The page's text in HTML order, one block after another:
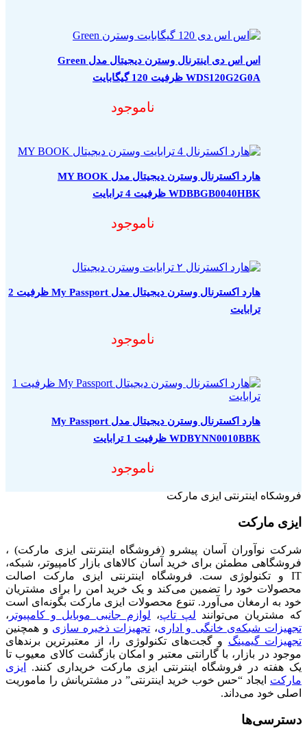
اس اس دی اینترنال وسترن دیجیتال مدل Green
WDS120G2G0A ظرفیت 120 گیگابایت
ناموجود
هارد اکسترنال وسترن دیجیتال مدل MY BOOK
WDBBGB0040HBK ظرفیت 4 ترابایت
ناموجود
هارد اکسترنال وسترن دیجیتال مدل My Passport ظرفیت 2
ترابایت
ناموجود
هارد اکسترنال وسترن دیجیتال مدل My Passport
WDBYNN0010BBK ظرفیت 1 ترابایت
ناموجود
فروشگاه اینترنتی ایزی مارکت
ایزی مارکت
شرکت نوآوران آسان پیشرو (فروشگاه اینترنتی ایزی مارکت) ،
فروشگاهی مطمئن برای خرید آسان کالاهای بازار کامپیوتر، شبکه،
IT و تکنولوژی ست. فروشگاه اینترنتی ایزی مارکت اصالت
محصولات خود را تضمین می‌کند و یک خرید امن را برای مشتریان
خود به ارمغان می‌آورد. تنوع محصولات ایزی مارکت بگونه‌ای است
که مشتریان می‌توانند لپ تاپ، لوازم جانبی موبایل و کامپیوتر ،
تجهیزات شبکه‌ی خانگی و اداری، تجهیزات ذخیره سازی و همچنین
تجهیزات گیمینگ و گجت‌های تکنولوژی را، از معتبرترین برندهای
موجود در بازار، با گارانتی معتبر و امکان بازگشت کالای معیوب تا
یک هفته در فروشگاه اینترنتی ایزی مارکت خریداری کنند.
ایزی
مارکت ایجاد “حس خوب خرید اینترنتی” در مشتریانش را ماموریت
اصلی خود می‌داند.
دسترسی‌ها